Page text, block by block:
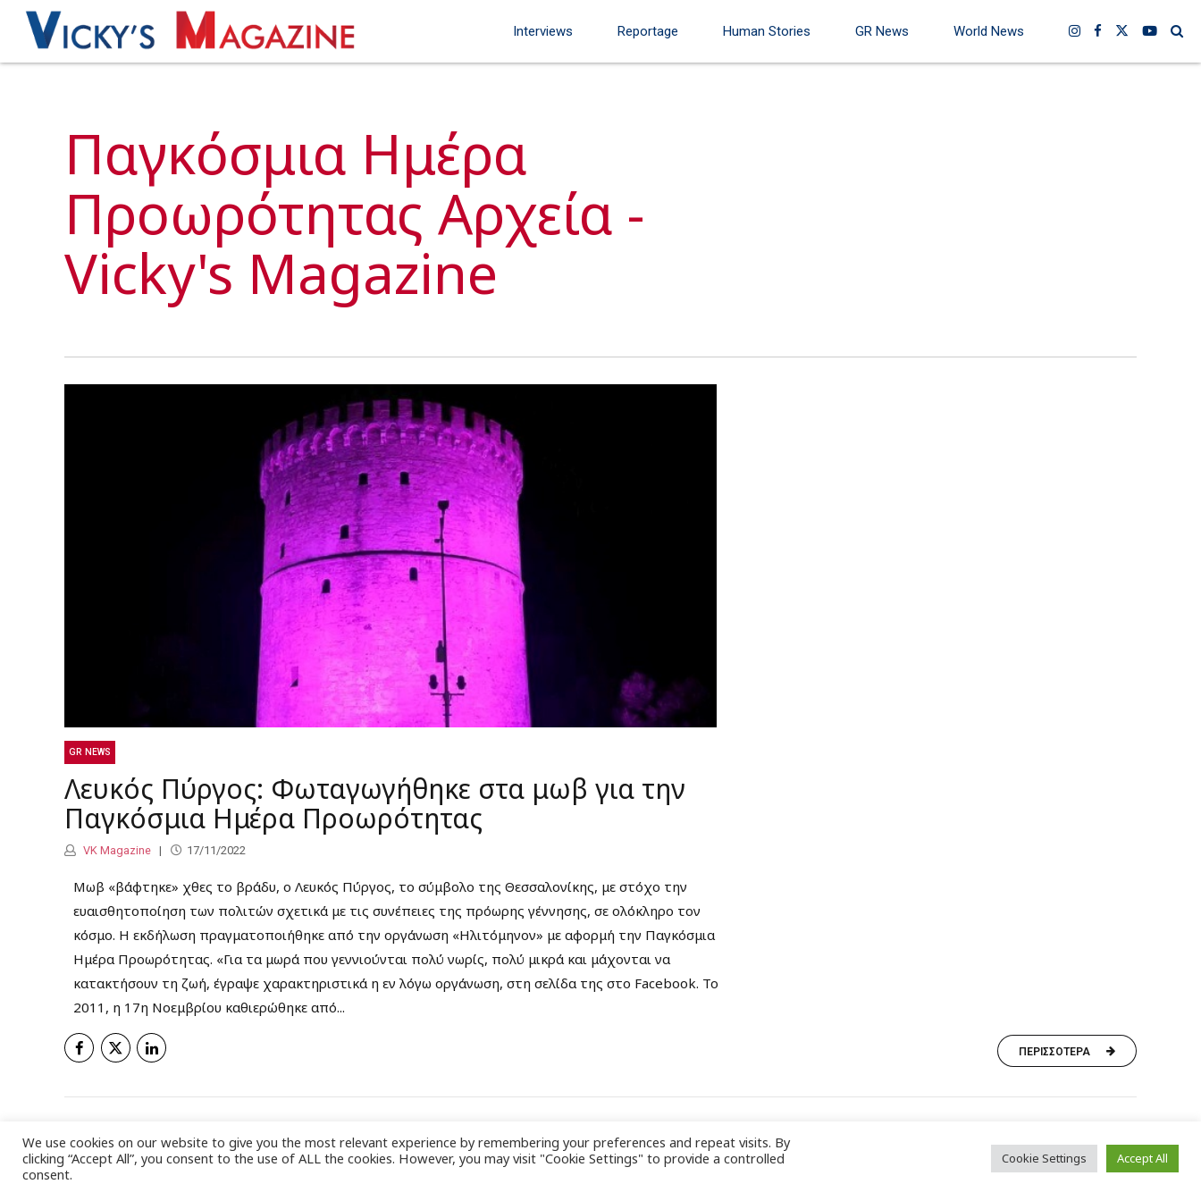
Interviews Reportage Human Stories GR News World News
Παγκόσμια Ημέρα
Προωρότητας Αρχεία -
Vicky's Magazine
GR NEWS
Λευκός Πύργος: Φωταγωγήθηκε στα μωβ για την
Παγκόσμια Ημέρα Προωρότητας
VK Magazine 17/11/2022
Μωβ «βάφτηκε» χθες το βράδυ, ο Λευκός Πύργος, το σύμβολο της Θεσσαλονίκης, με στόχο την
ευαισθητοποίηση των πολιτών σχετικά με τις συνέπειες της πρόωρης γέννησης, σε ολόκληρο τον
κόσμο. Η εκδήλωση πραγματοποιήθηκε από την οργάνωση «Ηλιτόμηνον» με αφορμή την Παγκόσμια
Ημέρα Προωρότητας. «Για τα μωρά που γεννιούνται πολύ νωρίς, πολύ μικρά και μάχονται να
κατακτήσουν τη ζωή, έγραψε χαρακτηριστικά η εν λόγω οργάνωση, στη σελίδα της στο Facebook. Το
2011, η 17η Νοεμβρίου καθιερώθηκε από...
ΠΕΡΙΣΣΟΤΕΡΑ
Vicky's Magazine, 2022 © All Rights Reserved Πολιτική Cookies Επικοινωνία
We use cookies on our website to give you the most relevant experience by remembering your preferences and repeat visits. By
clicking “Accept All”, you consent to the use of ALL the cookies. However, you may visit "Cookie Settings" to provide a controlled
consent.
Cookie Settings Accept All